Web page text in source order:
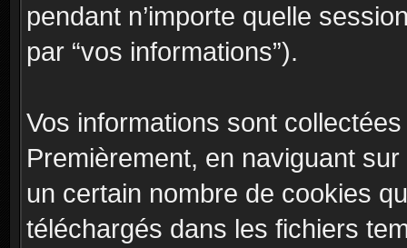
pendant n’importe quelle
par “vos informations”).
Vos informations sont
Premièrement, en naviguant
un certain nombre de cookies
téléchargés dans les fichiers